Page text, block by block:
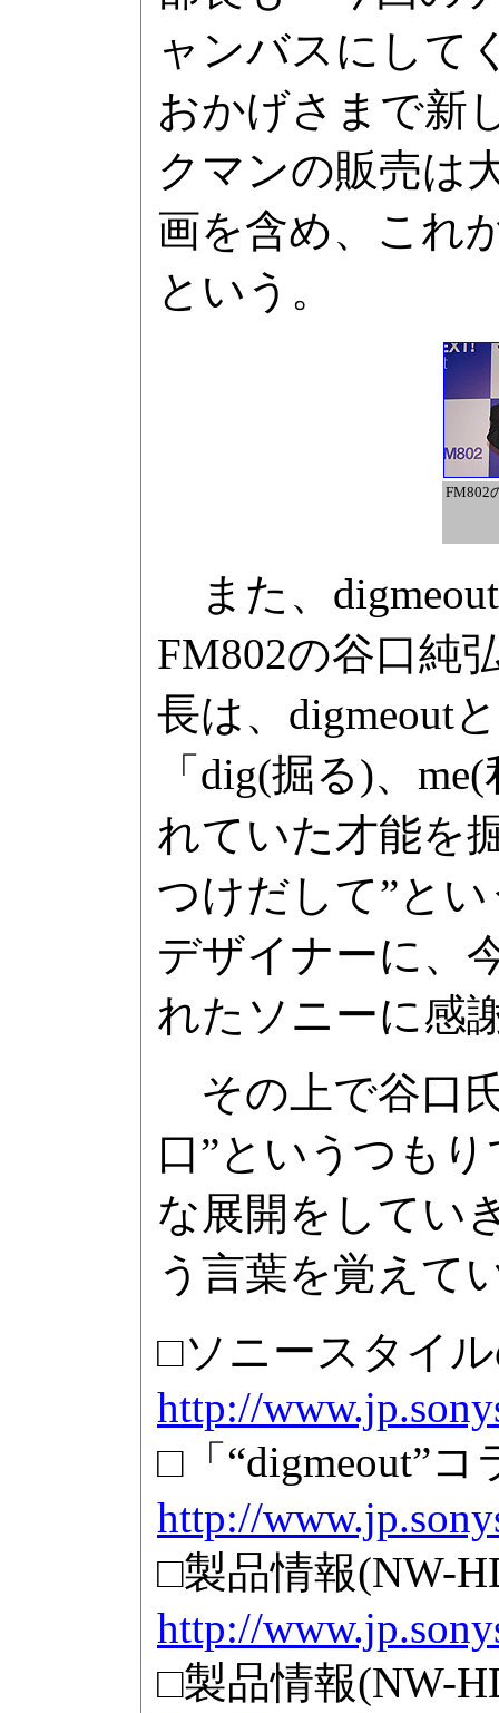
ャンバスにして
おかげさまで新
クマンの販売は
画を含め、これ
という。
FM802
また、
FM802の谷口純
長は、digmeout
「dig(掘る)、
れていた才能を
つけだして”と
デザイナーに、
れたソニーに感
その上で谷口
口”というつも
な展開をしてい
う言葉を覚えて
□ソニースタイ
http://
□「“digmeout”
http://
□製品情報(NW-
http://
□製品情報(NW-